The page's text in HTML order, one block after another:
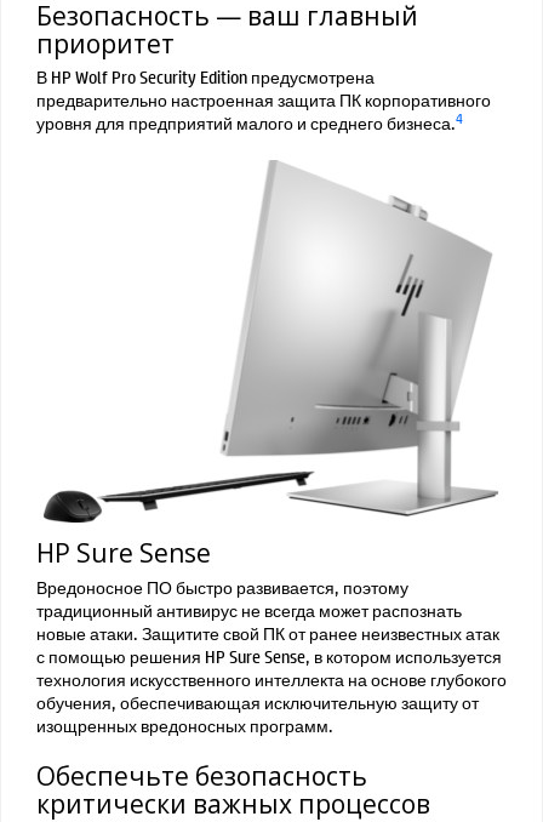
Безопасность — ваш главный
приоритет
В HP Wolf Pro Security Edition предусмотрена
предварительно настроенная защита ПК корпоративного
уровня для предприятий малого и среднего бизнеса.4
HP Sure Sense
Вредоносное ПО быстро развивается, поэтому
традиционный антивирус не всегда может распознать
новые атаки. Защитите свой ПК от ранее неизвестных атак
с помощью решения HP Sure Sense, в котором используется
технология искусственного интеллекта на основе глубокого
обучения, обеспечивающая исключительную защиту от
изощренных вредоносных программ.
Обеспечьте безопасность
критически важных процессов